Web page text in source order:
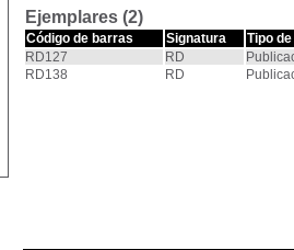
Ejemplares (2)
Código de barras Signatura
Tipo
RD127
RD
RD138
RD